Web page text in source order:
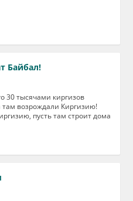
Байбал!
30 тысячами киргизов
возрождали Киргизию!
пусть там строит дома